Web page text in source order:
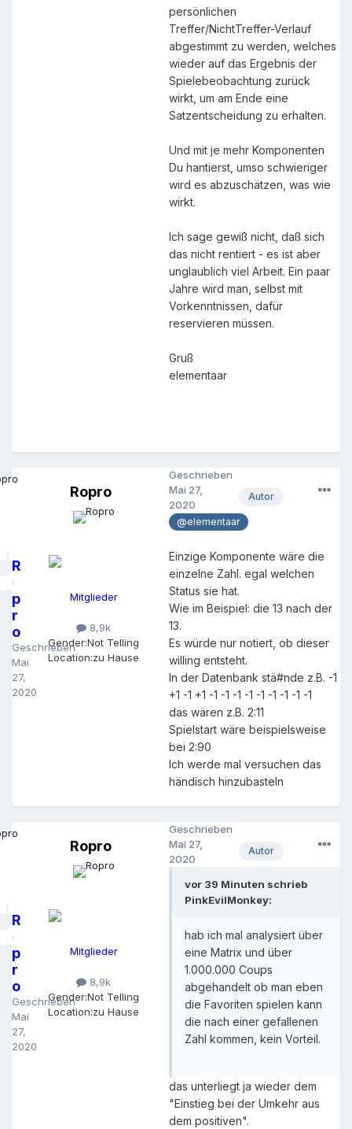
persönlichen
Treffer/NichtTreffer-Verlauf
abgestimmt zu werden, welches
wieder auf das Ergebnis der
Spielebeobachtung zurück
wirkt, um am Ende eine
Satzentscheidung zu erhalten.
Und mit je mehr Komponenten
Du hantierst, umso schwieriger
wird es abzuschätzen, was wie
wirkt.
Ich sage gewiß nicht, daß sich
das nicht rentiert - es ist aber
unglaublich viel Arbeit. Ein paar
Jahre wird man, selbst mit
Vorkenntnissen, dafür
reservieren müssen.
Gruß
elementaar
R
o
p
r
o
Geschrieben
Mai
27,
2020
Ropro
Mitglieder
8,9k
Gender:Not Telling
Location:zu Hause
Autor
Geschrieben
Mai 27,
2020
@elementaar
Einzige Komponente wäre die
einzelne Zahl. egal welchen
Status sie hat.
Wie im Beispiel: die 13 nach der
13.
Es würde nur notiert, ob dieser
willing entsteht.
In der Datenbank stä#nde z.B. -1
+1 -1 +1 -1 -1 -1 -1 -1 -1 -1 -1 -1
das wären z.B. 2:11
Spielstart wäre beispielsweise
bei 2:90
Ich werde mal versuchen das
händisch hinzubasteln
R
o
p
r
o
Geschrieben
Mai
27,
2020
Ropro
Mitglieder
8,9k
Gender:Not Telling
Location:zu Hause
Autor
Geschrieben
Mai 27,
2020
vor 39 Minuten schrieb
PinkEvilMonkey:
hab ich mal analysiert über
eine Matrix und über
1.000.000 Coups
abgehandelt ob man eben
die Favoriten spielen kann
die nach einer gefallenen
Zahl kommen, kein Vorteil.
das unterliegt ja wieder dem
"Einstieg bei der Umkehr aus
dem positiven".